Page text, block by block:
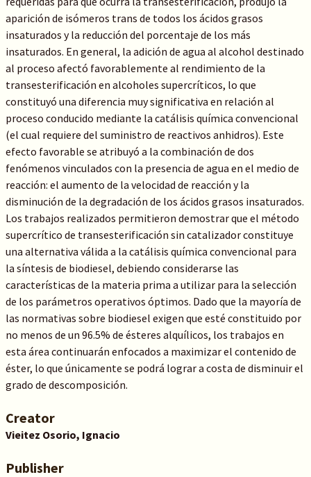
aparición de isómeros trans de todos los ácidos grasos
insaturados y la reducción del porcentaje de los más
insaturados. En general, la adición de agua al alcohol destinado
al proceso afectó favorablemente al rendimiento de la
transesterificación en alcoholes supercríticos, lo que
constituyó una diferencia muy significativa en relación al
proceso conducido mediante la catálisis química convencional
(el cual requiere del suministro de reactivos anhidros). Este
efecto favorable se atribuyó a la combinación de dos
fenómenos vinculados con la presencia de agua en el medio de
reacción: el aumento de la velocidad de reacción y la
disminución de la degradación de los ácidos grasos insaturados.
Los trabajos realizados permitieron demostrar que el método
supercrítico de transesterificación sin catalizador constituye
una alternativa válida a la catálisis química convencional para
la síntesis de biodiesel, debiendo considerarse las
características de la materia prima a utilizar para la selección
de los parámetros operativos óptimos. Dado que la mayoría de
las normativas sobre biodiesel exigen que esté constituido por
no menos de un 96.5% de ésteres alquílicos, los trabajos en
esta área continuarán enfocados a maximizar el contenido de
éster, lo que únicamente se podrá lograr a costa de disminuir el
grado de descomposición.
Creator
Vieitez Osorio, Ignacio
Publisher